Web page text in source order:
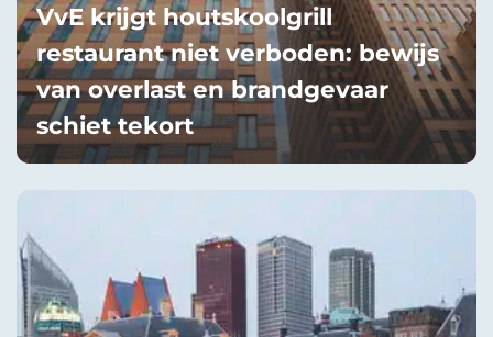
VvE krijgt houtskoolgrill
restaurant niet verboden: bewijs
van overlast en brandgevaar
schiet tekort